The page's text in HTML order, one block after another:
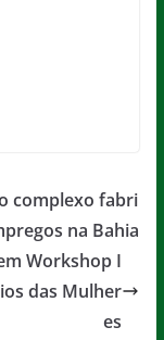
complexo fabri
na Bahia
Workshop I
das Mulher
es